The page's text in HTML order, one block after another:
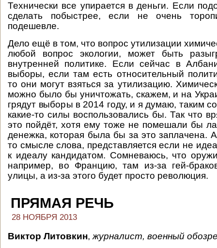
Технически все упирается в деньги. Если
сделать побыстрее, если не очень
подешевле.
Дело ещё в том, что вопрос утилизации
любой вопрос экологии, может быть
внутренней политике. Если сейчас в
выборы, если там есть относительный
то они могут взяться за утилизацию.
можно было бы уничтожать, скажем, и на
грядут выборы в 2014 году, и я думаю, таким
какие-то силы воспользовались бы. Так что
это пойдёт, хотя ему тоже не помешали бы
денежка, которая была бы за это заплачена.
то смысле слова, представляется если не
к идеалу кандидатом. Сомневаюсь, что
например, во Францию, там из-за гей-
улицы, а из-за этого будет просто революция.
ПРЯМАЯ РЕЧЬ
28 НОЯБРЯ 2013
Виктор Литовкин, журналист, военный